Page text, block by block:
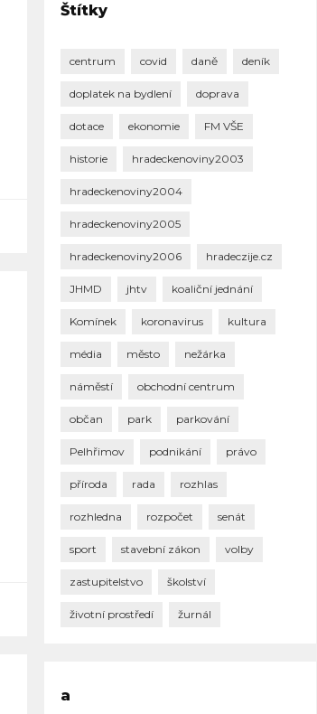
Štítky
centrum covid daně deník
doplatek na bydlení doprava
dotace ekonomie FM VŠE
historie hradeckenoviny2003
hradeckenoviny2004
hradeckenoviny2005
hradeckenoviny2006 hradeczije.cz
JHMD jhtv koaliční jednání
Komínek koronavirus kultura
média město nežárka
náměstí obchodní centrum
občan park parkování
Pelhřimov podnikání právo
příroda rada rozhlas
rozhledna rozpočet senát
sport stavební zákon volby
zastupitelstvo školství
životní prostředí žurnál
a